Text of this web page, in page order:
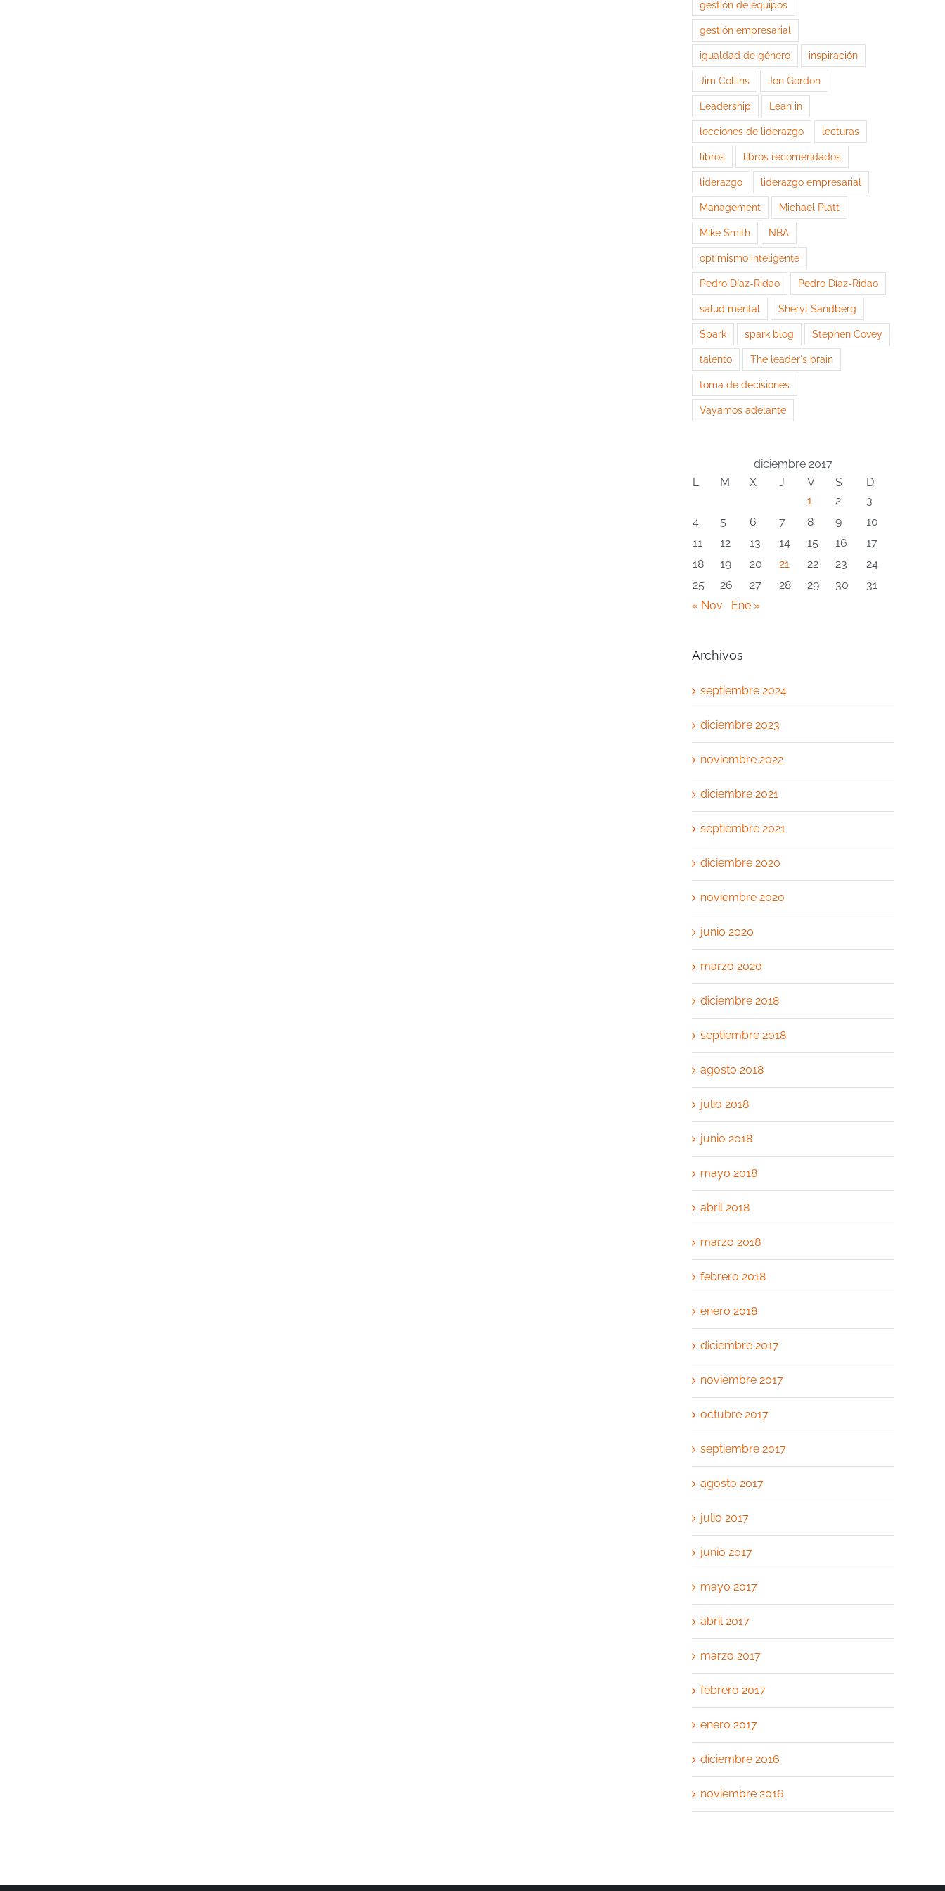
gestión de equipos
gestión empresarial
igualdad de género inspiración
Jim Collins Jon Gordon
Leadership Lean in
lecciones de liderazgo lecturas
libros libros recomendados
liderazgo liderazgo empresarial
Management Michael Platt
Mike Smith NBA
optimismo inteligente
Pedro Díaz-Ridao Pedro Díaz-Ridao
salud mental Sheryl Sandberg
Spark spark blog Stephen Covey
talento The leader's brain
toma de decisiones
Vayamos adelante
diciembre 2017
L
M X J V S
D
1
2
3
4
5 6 7 8 9
10
11
12 13 14 15 16
17
18
19 20 21 22 23
24
25
26 27 28 29 30
31
« Nov
Ene »
Archivos
septiembre 2024
diciembre 2023
noviembre 2022
diciembre 2021
septiembre 2021
diciembre 2020
noviembre 2020
junio 2020
marzo 2020
diciembre 2018
septiembre 2018
agosto 2018
julio 2018
junio 2018
mayo 2018
abril 2018
marzo 2018
febrero 2018
enero 2018
diciembre 2017
noviembre 2017
octubre 2017
septiembre 2017
agosto 2017
julio 2017
junio 2017
mayo 2017
abril 2017
marzo 2017
febrero 2017
enero 2017
diciembre 2016
noviembre 2016